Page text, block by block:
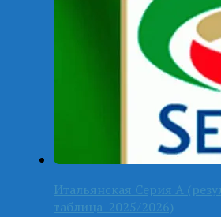
Итальянская Серия А
таблица-2025/2026)